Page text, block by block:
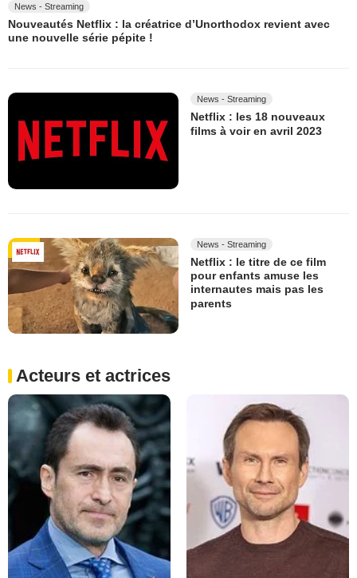
News - Streaming
Nouveautés Netflix : la créatrice d’Unorthodox revient avec
une nouvelle série pépite !
News - Streaming
Netflix : les 18 nouveaux
films à voir en avril 2023
News - Streaming
Netflix : le titre de ce film
pour enfants amuse les
internautes mais pas les
parents
Acteurs et actrices